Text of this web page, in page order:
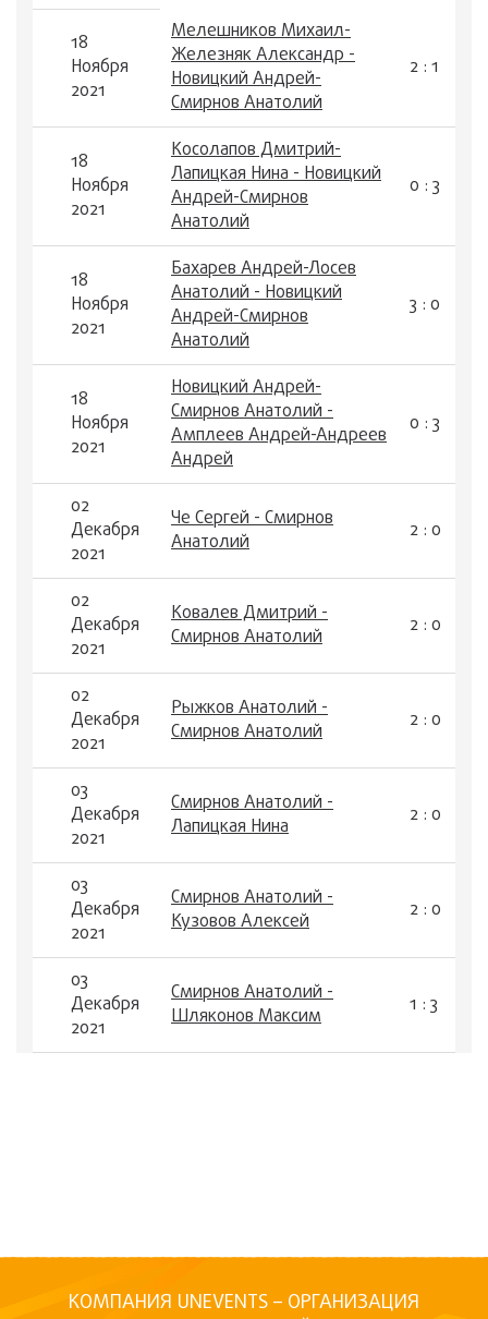
18
Ноября
2021
Мелешников Михаил-
Железняк Александр -
Новицкий Андрей-
Смирнов Анатолий
2 : 1
18
Ноября
2021
Косолапов Дмитрий-
Лапицкая Нина - Новицкий
Андрей-Смирнов
Анатолий
0 : 3
18
Ноября
2021
Бахарев Андрей-Лосев
Анатолий - Новицкий
Андрей-Смирнов
Анатолий
3 : 0
18
Ноября
2021
Новицкий Андрей-
Смирнов Анатолий -
Амплеев Андрей-Андреев
Андрей
0 : 3
02
Декабря
2021
Че Сергей - Смирнов
Анатолий
2 : 0
02
Декабря
2021
Ковалев Дмитрий -
Смирнов Анатолий
2 : 0
02
Декабря
2021
Рыжков Анатолий -
Смирнов Анатолий
2 : 0
03
Декабря
2021
Смирнов Анатолий -
Лапицкая Нина
2 : 0
03
Декабря
2021
Смирнов Анатолий -
Кузовов Алексей
2 : 0
03
Декабря
2021
Смирнов Анатолий -
Шляконов Максим
1 : 3
КОМПАНИЯ UNEVENTS – ОРГАНИЗАЦИЯ